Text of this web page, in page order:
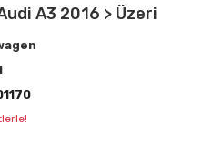
A3 2016 > Üzeri